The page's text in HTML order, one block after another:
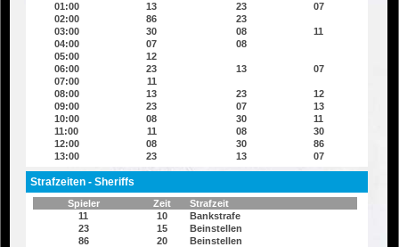
01:00
13 23
07
02:00
86
23
03:00
30 08
11
04:00
07
08
05:00
12
06:00
23 13
07
07:00
11
08:00
13 23
12
09:00
23 07
13
10:00
08 30
11
11:00
11 08
30
12:00
08 30
86
13:00
23 13 07
Strafzeiten - Sheriffs
Spieler Zeit
Strafzeit
11
10
Bankstrafe
23
15
Beinstellen
86
20 Beinstellen